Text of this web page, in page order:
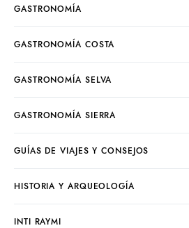
GASTRONOMÍA
GASTRONOMÍA COSTA
GASTRONOMÍA SELVA
GASTRONOMÍA SIERRA
GUÍAS DE VIAJES Y CONSEJOS
HISTORIA Y ARQUEOLOGÍA
INTI RAYMI